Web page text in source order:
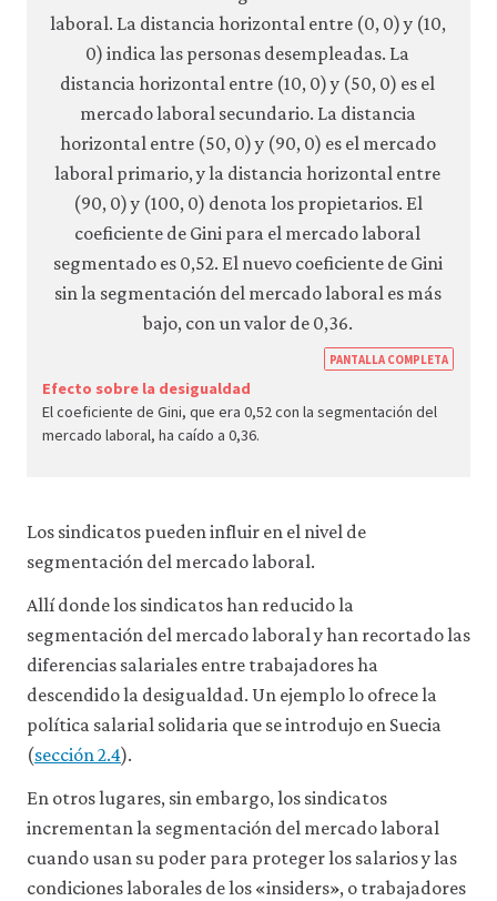
PANTALLA COMPLETA
Efecto sobre la desigualdad
El coeficiente de Gini, que era 0,52 con la segmentación del
mercado laboral, ha caído a 0,36.
Los sindicatos pueden influir en el nivel de
segmentación del mercado laboral.
Allí donde los sindicatos han reducido la
segmentación del mercado laboral y han recortado las
diferencias salariales entre trabajadores ha
descendido la desigualdad. Un ejemplo lo ofrece la
política salarial solidaria que se introdujo en Suecia
(sección 2.4).
En otros lugares, sin embargo, los sindicatos
incrementan la segmentación del mercado laboral
cuando usan su poder para proteger los salarios y las
condiciones laborales de los «insiders», o trabajadores